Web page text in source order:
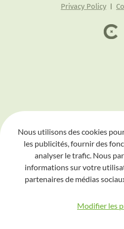
Privacy Policy
Nous utilisons des cookies
les publicités, fournir des
analyser le trafic. Nous
informations sur votre
partenaires de médias
Modifier les